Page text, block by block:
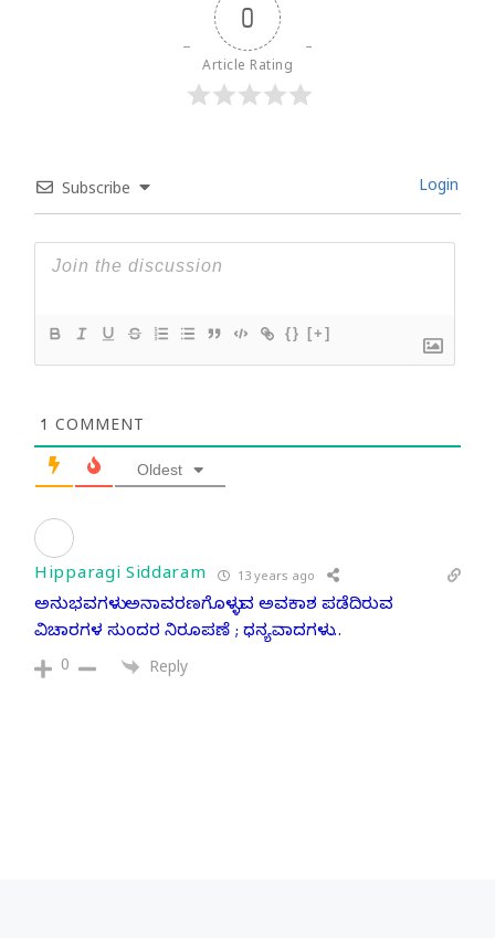
0
Article Rating
Subscribe Login
{} [+]
1 COMMENT
Oldest
Hipparagi Siddaram 13 years ago
ಅನುಭವಗಳು ಅನಾವರಣಗೊಳ್ಳುವ ಅವಕಾಶ ಪಡೆದಿರುವ
ವಿಚಾರಗಳ ಸುಂದರ ನಿರೂಪಣೆ ; ಧನ್ಯವಾದಗಳು…
0 Reply